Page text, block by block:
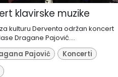
klavirske muzike
kulturu Derventa održan koncert
Dragane Pajović....
Pajović
Koncerti